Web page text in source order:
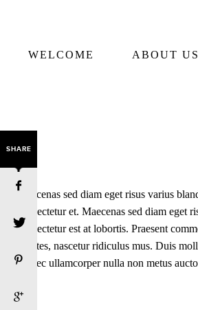
WELCOME ABOUT US
SHARE
Maecenas sed diam eget risus varius
consectetur et. Maecenas sed diam
consectetur est at lobortis. Praesent
montes, nascetur ridiculus mus. Duis
Donec ullamcorper nulla non metus